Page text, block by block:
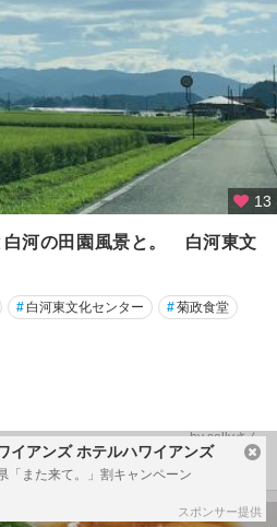
13
白河の田園風景と。 白河東文
# 白河東文化センター #菊政食堂
by sallyさん
投稿日：１年以上前
イアンズ ホテルハワイアンズ
「また来て。」割キャンペーン
スポンサー提供